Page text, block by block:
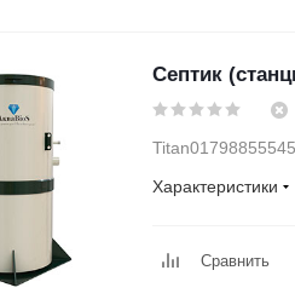
Септик
Характеристики
Сравнить